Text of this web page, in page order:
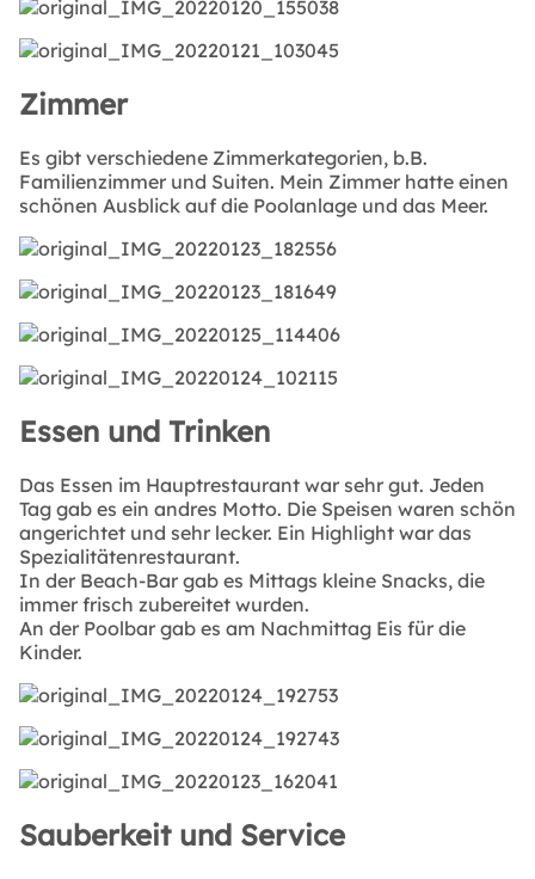
Zimmer
Es gibt verschiedene Zimmerkategorien, b.B.
Familienzimmer und Suiten. Mein Zimmer hatte einen
schönen Ausblick auf die Poolanlage und das Meer.
Essen und Trinken
Das Essen im Hauptrestaurant war sehr gut. Jeden
Tag gab es ein andres Motto. Die Speisen waren schön
angerichtet und sehr lecker. Ein Highlight war das
Spezialitätenrestaurant.
In der Beach-Bar gab es Mittags kleine Snacks, die
immer frisch zubereitet wurden.
An der Poolbar gab es am Nachmittag Eis für die
Kinder.
Sauberkeit und Service